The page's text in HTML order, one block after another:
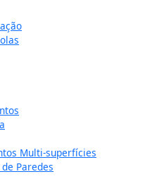
Multi-superfícies
Paredes